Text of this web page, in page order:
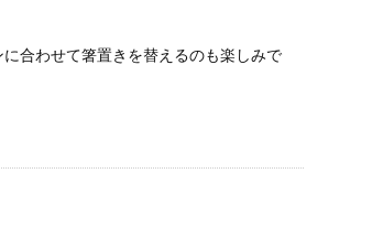
合わせて箸置きを替えるのも楽しみで